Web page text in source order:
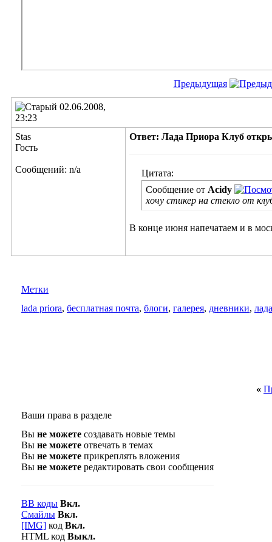
Предыдущая
02.06.2008,
23:23
Stas
Гость
Сообщений: n/a
Ответ: Лада Приора Клуб
Цитата:
Сообщение от Acidy
хочу стикер на стекло от
В конце июня напечатаем и в
Метки
lada priora, бесплатная почта, блоги, галерея, дневники,
«
Ваши права в разделе
Вы не можете создавать новые темы
Вы не можете отвечать в темах
Вы не можете прикреплять вложения
Вы не можете редактировать свои сообщения
BB коды Вкл.
Смайлы Вкл.
[IMG] код Вкл.
HTML код Выкл.